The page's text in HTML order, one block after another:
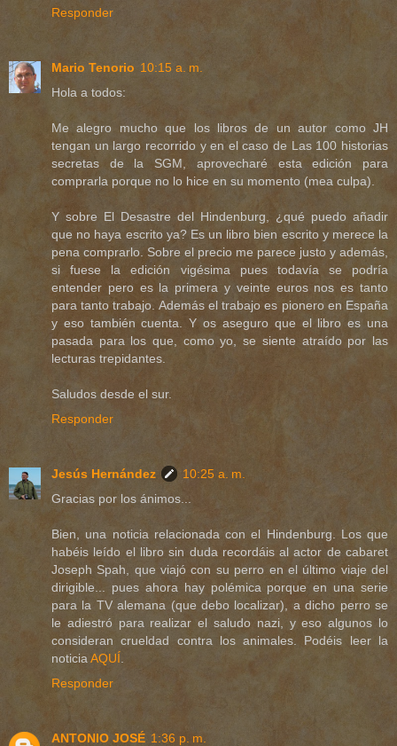
Responder
Mario Tenorio 10:15 a. m.
Hola a todos:
Me alegro mucho que los libros de un autor como JH
tengan un largo recorrido y en el caso de Las 100 historias
secretas de la SGM, aprovecharé esta edición para
comprarla porque no lo hice en su momento (mea culpa).
Y sobre El Desastre del Hindenburg, ¿qué puedo añadir
que no haya escrito ya? Es un libro bien escrito y merece la
pena comprarlo. Sobre el precio me parece justo y además,
si fuese la edición vigésima pues todavía se podría
entender pero es la primera y veinte euros nos es tanto
para tanto trabajo. Además el trabajo es pionero en España
y eso también cuenta. Y os aseguro que el libro es una
pasada para los que, como yo, se siente atraído por las
lecturas trepidantes.
Saludos desde el sur.
Responder
Jesús Hernández
10:25 a. m.
Gracias por los ánimos...
Bien, una noticia relacionada con el Hindenburg. Los que
habéis leído el libro sin duda recordáis al actor de cabaret
Joseph Spah, que viajó con su perro en el último viaje del
dirigible... pues ahora hay polémica porque en una serie
para la TV alemana (que debo localizar), a dicho perro se
le adiestró para realizar el saludo nazi, y eso algunos lo
consideran crueldad contra los animales. Podéis leer la
noticia AQUÍ
Responder
ANTONIO JOSÉ 1:36 p. m.